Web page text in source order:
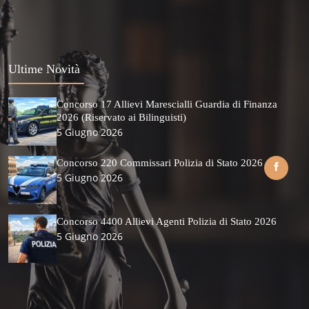
Ultime Novità
Concorso 17 Allievi Marescialli Guardia di Finanza
2026 (Riservato ai Bilinguisti)
5 Giugno 2026
Concorso 220 Commissari Polizia di Stato 2026
5 Giugno 2026
Concorso 4400 Allievi Agenti Polizia di Stato 2026
5 Giugno 2026